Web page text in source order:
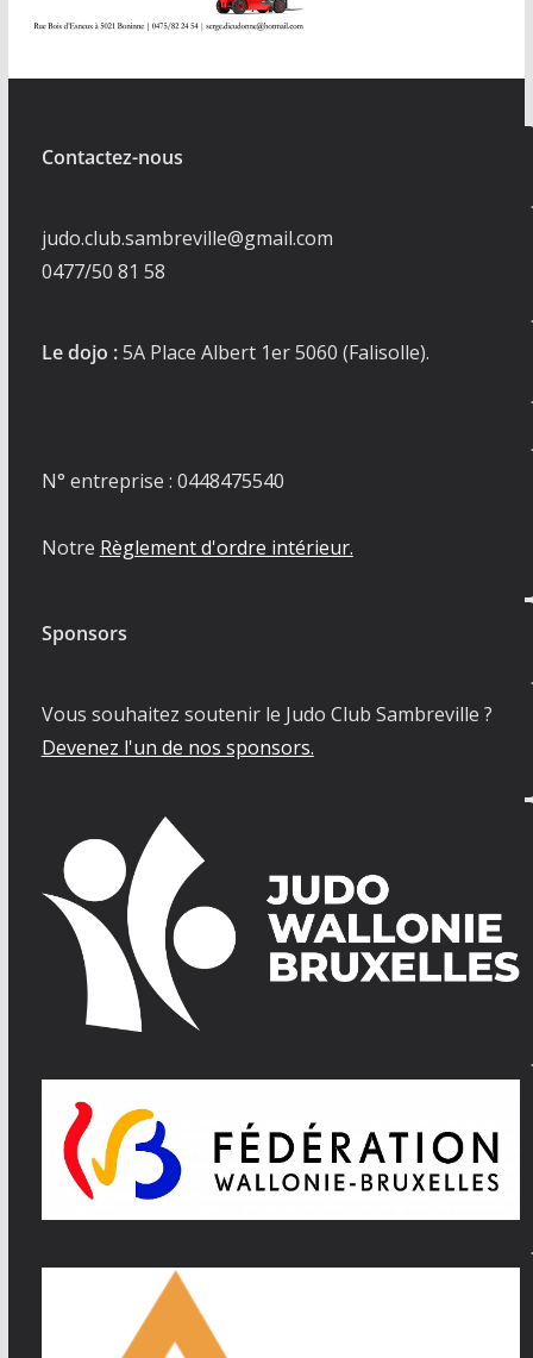
Contactez-nous
judo.club.sambreville@gmail.com
0477/50 81 58
Le dojo :5A Place Albert 1er 5060 (Falisolle).
N° entreprise : 0448475540
Notre Règlement d'ordre intérieur.
Sponsors
Vous souhaitez soutenir le Judo Club Sambreville ?
Devenez l'un de nos sponsors.